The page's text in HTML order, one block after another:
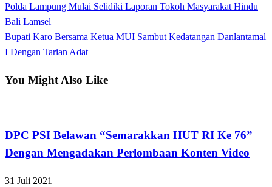
Navigasi
pos
Previous
Post
Polda Lampung Mulai Selidiki Laporan Tokoh Masyarakat Hindu
Bali Lamsel
Next
Post
Bupati Karo Bersama Ketua MUI Sambut Kedatangan Danlantamal
I Dengan Tarian Adat
You Might Also Like
DPC PSI Belawan “Semarakkan HUT RI Ke 76”
Dengan Mengadakan Perlombaan Konten Video
31 Juli 2021